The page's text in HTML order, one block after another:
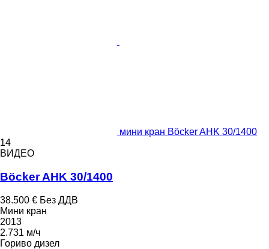
мини кран Böcker AHK 30/1400
14
ВИДЕО
Böcker AHK 30/1400
38.500 € Без ДДВ
Мини кран
2013
2.731 м/ч
Гориво дизел